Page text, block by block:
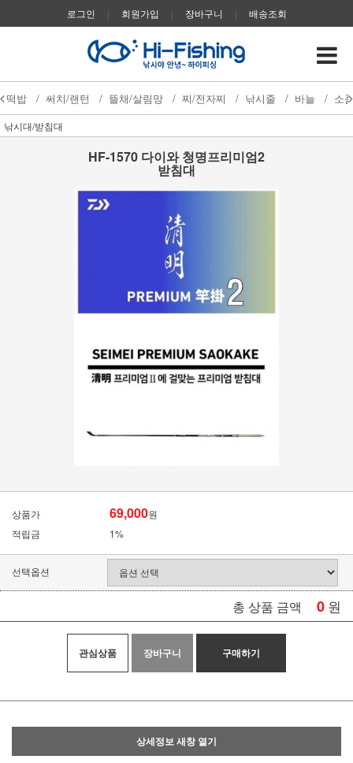
로그인 | 회원가입 | 장바구니 | 배송조회
떡밥 / 써치/랜턴 / 뜰채/살림망 / 찌/전자찌 / 낚시줄 / 바늘 / 소
낚시대/받침대
HF-1570 다이와 청명프리미엄2
받침대
상품가 69,000원
적립금
1%
선택옵션
총 상품 금액 0 원
관심상품 장바구니 구매하기
상세정보 새창 열기